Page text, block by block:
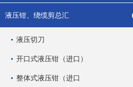
液压钳、绕缆剪总汇
液压切刀
开口式液压钳（进口）
整体式液压钳（进口